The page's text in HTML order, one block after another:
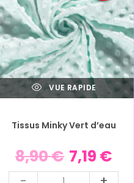
VUE RAPIDE
Tissus Minky Vert d’eau
8,90€ 7,19 €